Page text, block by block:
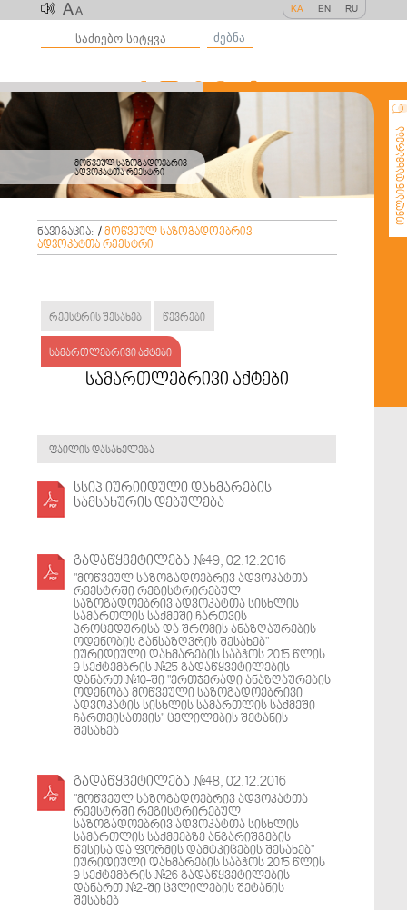
AA KA EN RU
ძებნა
მოწვეულ საზოგადოებრივ
ადვოკატთა რეესტრი
ონლაინ დახმარება
ნავიგაცია: / მოწვეულ საზოგადოებრივ
ადვოკატთა რეესტრი
რეესტრის შესახებ წევრები
სამართლებრივი აქტები
სამართლებრივი აქტები
ფაილის დასახელება
სსიპ იურიიდული დახმარების
სამსახურის დებულება
გადაწყვეტილება #49, 02.12.2016
"მოწვეულ საზოგადოებრივ ადვოკატთა
რეესტრში რეგისტრირებულ
საზოგადოებრივ ადვოკატთა სისხლის
სამართლის საქმეში ჩართვის
პროცედურისა და შრომის ანაზღაურების
ოდენობის განსაზღვრის შესახებ"
იურიდიული დახმარების საბჭოს 2015 წლის
9 სექტემბრის #25 გადაწყვეტილების
დანართ #10-ში "ერთჯერადი ანაზღაურების
ოდენობა მოწვეული საზოგადოებრივი
ადვოკატის სისხლის სამართლის საქმეში
ჩართვისათვის" ცვლილების შეტანის
შესახებ
გადაწყვეტილება #48, 02.12.2016
"მოწვეულ საზოგადოებრივ ადვოკატთა
რეესტრში რეგისტრირებულ
საზოგადოებრივ ადვოკატთა სისხლის
სამართლის საქმეებზე ანგარიშგების
წესისა და ფორმის დამტკიცების შესახებ"
იურიდიული დახმარების საბჭოს 2015 წლის
9 სექტემბრის #26 გადაწყვეტილების
დანართ #2-ში ცვლილების შეტანის
შესახებ